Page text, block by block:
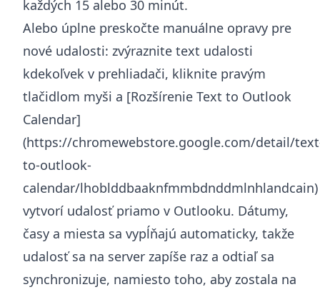
každých 15 alebo 30 minút.
Alebo úplne preskočte manuálne opravy pre
nové udalosti: zvýraznite text udalosti
kdekoľvek v prehliadači, kliknite pravým
tlačidlom myši a [Rozšírenie Text to Outlook
Calendar]
(https://chromewebstore.google.com/detail/
to-outlook-
calendar/lhoblddbaaknfmmbdnddmlnhlandcain)
vytvorí udalosť priamo v Outlooku. Dátumy,
časy a miesta sa vypĺňajú automaticky, takže
udalosť sa na server zapíše raz a odtiaľ sa
synchronizuje, namiesto toho, aby zostala na